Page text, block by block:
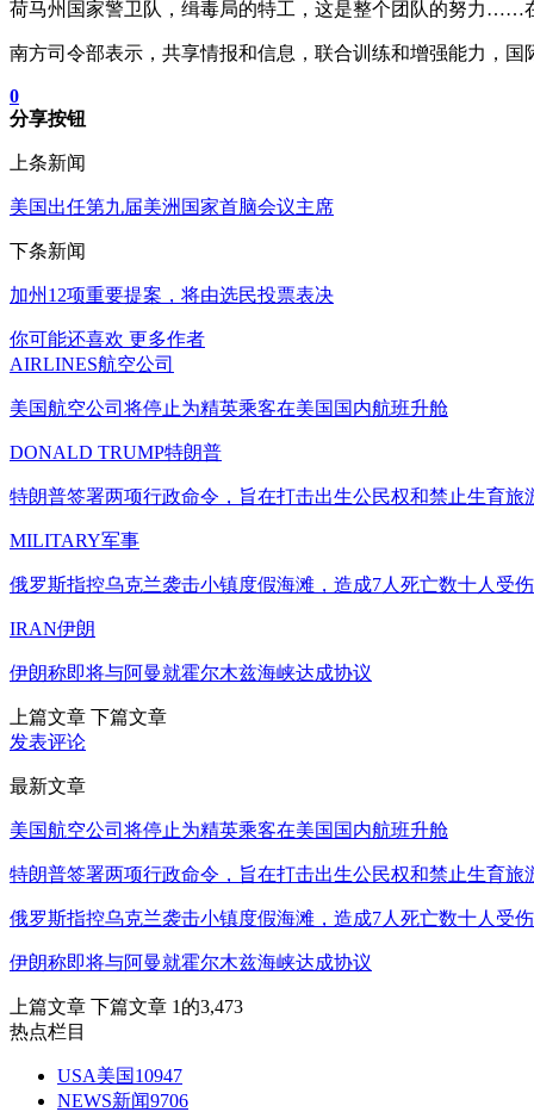
荷马州国家警卫队，缉毒局的特工，这是整个团队的努力……
南方司令部表示，共享情报和信息，联合训练和增强能力，
0
分享按钮
上条新闻
美国出任第九届美洲国家首脑会议主席
下条新闻
加州12项重要提案，将由选民投票表决
你可能还喜欢 更多作者
AIRLINES航空公司
美国航空公司将停止为精英乘客在美国国内航班升舱
DONALD TRUMP特朗普
特朗普签署两项行政命令，旨在打击出生公民权和禁止生育旅
MILITARY军事
俄罗斯指控乌克兰袭击小镇度假海滩，造成7人死亡数十人受伤
IRAN伊朗
伊朗称即将与阿曼就霍尔木兹海峡达成协议
上篇文章 下篇文章
发表评论
最新文章
美国航空公司将停止为精英乘客在美国国内航班升舱
特朗普签署两项行政命令，旨在打击出生公民权和禁止生育旅
俄罗斯指控乌克兰袭击小镇度假海滩，造成7人死亡数十人受伤
伊朗称即将与阿曼就霍尔木兹海峡达成协议
上篇文章 下篇文章 1的3,473
热点栏目
USA美国10947
NEWS新闻9706